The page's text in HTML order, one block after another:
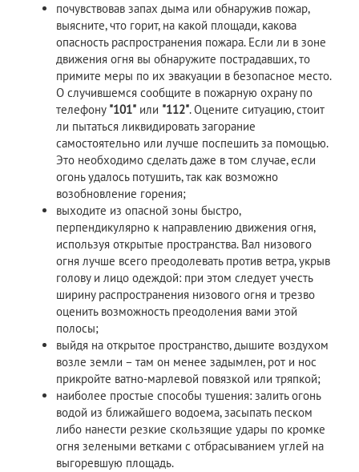
почувствовав запах дыма или обнаружив пожар,
выясните, что горит, на какой площади, какова
опасность распространения пожара. Если ли в зоне
движения огня вы обнаружите пострадавших, то
примите меры по их эвакуации в безопасное место.
О случившемся сообщите в пожарную охрану по
телефону "101" или "112". Оцените ситуацию, стоит
ли пытаться ликвидировать загорание
самостоятельно или лучше поспешить за помощью.
Это необходимо сделать даже в том случае, если
огонь удалось потушить, так как возможно
возобновление горения;
выходите из опасной зоны быстро,
перпендикулярно к направлению движения огня,
используя открытые пространства. Вал низового
огня лучше всего преодолевать против ветра, укрыв
голову и лицо одеждой: при этом следует учесть
ширину распространения низового огня и трезво
оценить возможность преодоления вами этой
полосы;
выйдя на открытое пространство, дышите воздухом
возле земли – там он менее задымлен, рот и нос
прикройте ватно-марлевой повязкой или тряпкой;
наиболее простые способы тушения: залить огонь
водой из ближайшего водоема, засыпать песком
либо нанести резкие скользящие удары по кромке
огня зелеными ветками с отбрасыванием углей на
выгоревшую площадь.